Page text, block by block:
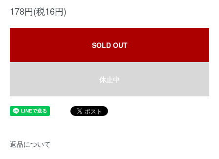
178円(税16円)
SOLD OUT
休止中
返品について